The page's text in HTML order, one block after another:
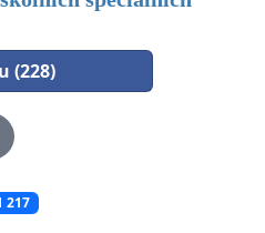
(228)
217